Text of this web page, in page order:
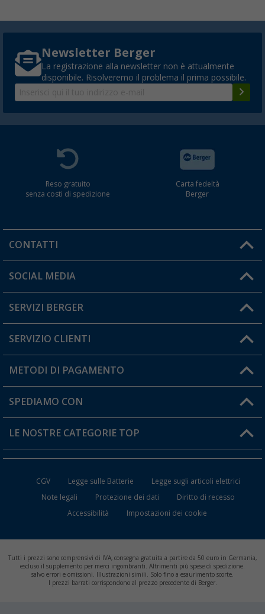
Newsletter Berger
La registrazione alla newsletter non è attualmente
disponibile. Risolveremo il problema il prima possibile.
Reso gratuito
senza costi di spedizione
Carta fedeltà
Berger
CONTATTI
Orari di apertura del servizio:
Hai una domanda?
SOCIAL MEDIA
SERVIZI BERGER
Diventare rivenditori
Il mio Account
Carta fedeltà Berger
SERVIZIO CLIENTI
Informazioni sulla spedizione
Resi
FAQ e Contatti
METODI DI PAGAMENTO
SPEDIAMO CON
LE NOSTRE CATEGORIE TOP
WC da Campeggio
Mobili per il Campeggio
Frigo Portatili
Climatizzatori per Camper
CGV Legge sulle Batterie
Legge sugli articoli elettrici
Note legali
Protezione dei dati
Diritto di recesso
Accessibilità
Impostazioni dei cookie
Tutti i prezzi sono comprensivi di IVA, consegna gratuita a partire da 50 euro in Germania,
escluso il supplemento per merci ingombranti. Altrimenti più spese di spedizione.
salvo errori e omissioni. Illustrazioni simili. Solo fino a esaurimento scorte.
I prezzi barrati corrispondono al prezzo precedente di Berger.